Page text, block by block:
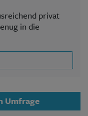
privat
in die
Umfrage